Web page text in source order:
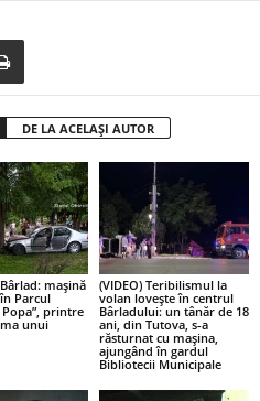
DE LA ACELAȘI AUTOR
mașină
Parcul
printre
unui
(VIDEO) Teribilismul la
volan lovește în centrul
Bârladului: un tânăr de 18
ani, din Tutova, s-a
răsturnat cu mașina,
ajungând în gardul
Bibliotecii Municipale